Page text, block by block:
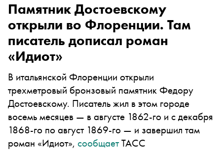
Памятник Достоевскому
открыли во Флоренции. Там
писатель дописал роман
«Идиот»
В итальянской Флоренции открыли
трехметровый бронзовый памятник Федору
Достоевскому. Писатель жил в этом городе
восемь месяцев — в августе 1862-го и с декабря
1868-го по август 1869-го — и завершил там
роман «Идиот», сообщаетТАСС